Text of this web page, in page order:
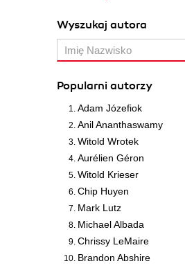
Wyszukaj autora
Popularni autorzy
Adam Józefiok
Anil Ananthaswamy
Witold Wrotek
Aurélien Géron
Witold Krieser
Chip Huyen
Mark Lutz
Michael Albada
Chrissy LeMaire
Brandon Abshire